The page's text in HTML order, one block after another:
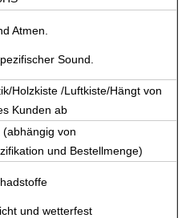
Atmen.
Sound.
Holzkiste /Luftkiste/Hängt von
Kunden ab
(abhängig von
und Bestellmenge)
und wetterfest